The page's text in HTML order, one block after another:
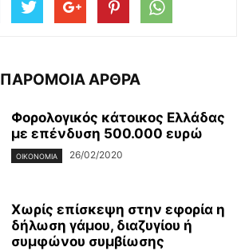
ΠΑΡΟΜΟΙΑ ΑΡΘΡΑ
Φορολογικός κάτοικος Ελλάδας
με επένδυση 500.000 ευρώ
ΟΙΚΟΝΟΜΊΑ 26/02/2020
Χωρίς επίσκεψη στην εφορία η
δήλωση γάμου, διαζυγίου ή
συμφώνου συμβίωσης